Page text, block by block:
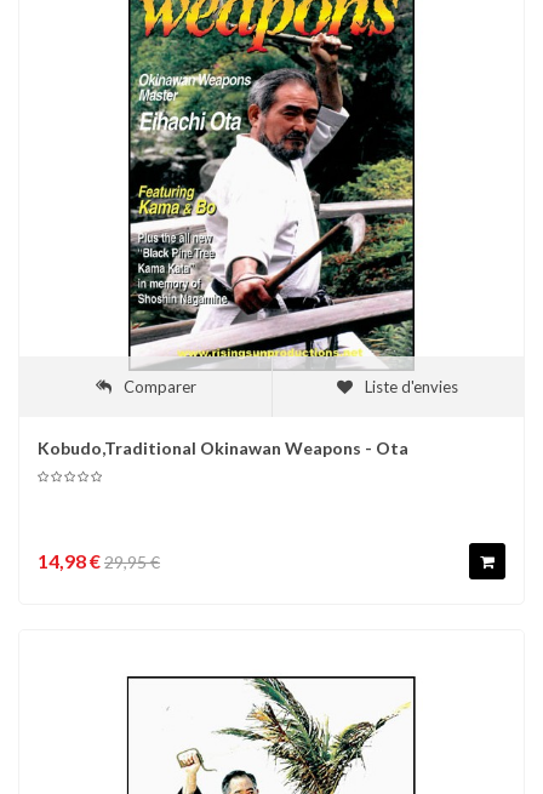
Comparer Liste d'envies
Kobudo,Traditional Okinawan Weapons - Ota
14,98 €29,95 €